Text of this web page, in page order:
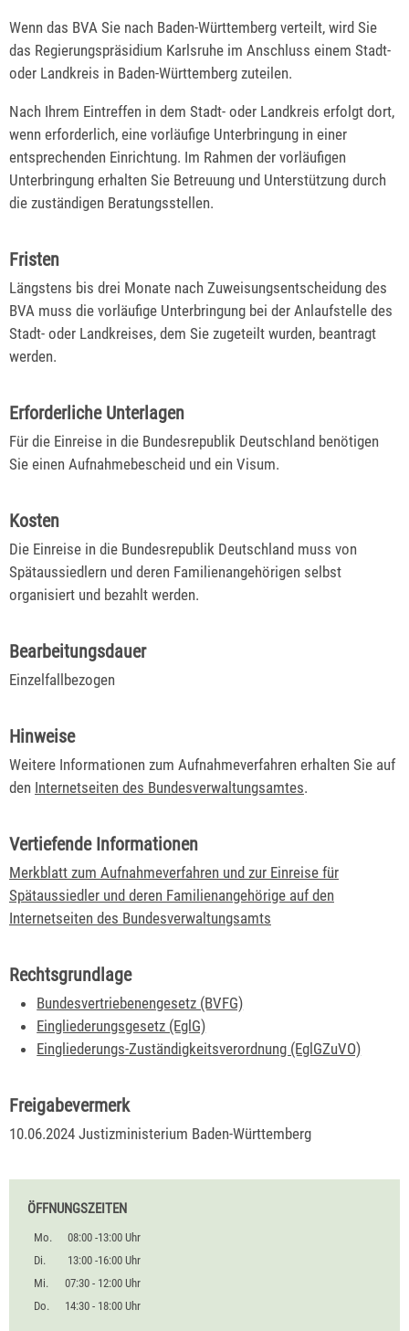
Wenn das BVA Sie nach Baden-Württemberg verteilt, wird Sie
das Regierungspräsidium Karlsruhe im Anschluss einem Stadt-
oder Landkreis in Baden-Württemberg zuteilen.
Nach Ihrem Eintreffen in dem Stadt- oder Landkreis erfolgt dort,
wenn erforderlich, eine vorläufige Unterbringung in einer
entsprechenden Einrichtung. Im Rahmen der vorläufigen
Unterbringung erhalten Sie Betreuung und Unterstützung durch
die zuständigen Beratungsstellen.
Fristen
Längstens bis drei Monate nach Zuweisungsentscheidung des
BVA muss die vorläufige Unterbringung bei der Anlaufstelle des
Stadt- oder Landkreises, dem Sie zugeteilt wurden, beantragt
werden.
Erforderliche Unterlagen
Für die Einreise in die Bundesrepublik Deutschland benötigen
Sie einen Aufnahmebescheid und ein Visum.
Kosten
Die Einreise in die Bundesrepublik Deutschland muss von
Spätaussiedlern und deren Familienangehörigen selbst
organisiert und bezahlt werden.
Bearbeitungsdauer
Einzelfallbezogen
Hinweise
Weitere Informationen zum Aufnahmeverfahren erhalten Sie auf
den Internetseiten des Bundesverwaltungsamtes.
Vertiefende Informationen
Merkblatt zum Aufnahmeverfahren und zur Einreise für
Spätaussiedler und deren Familienangehörige auf den
Internetseiten des Bundesverwaltungsamts
Rechtsgrundlage
Bundesvertriebenengesetz (BVFG)
Eingliederungsgesetz (EglG)
Eingliederungs-Zuständigkeitsverordnung (EglGZuVO)
Freigabevermerk
10.06.2024 Justizministerium Baden-Württemberg
ÖFFNUNGSZEITEN
Mo.
08:00 -13:00 Uhr
Di.
13:00 -16:00 Uhr
Mi.
07:30 - 12:00 Uhr
Do.
14:30 - 18:00 Uhr